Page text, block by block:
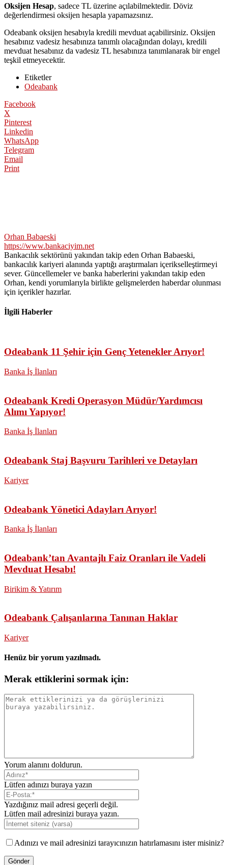
Oksijen Hesap, sadece TL üzerine açılabilmektedir. Döviz
değerlendirmesi oksijen hesapla yapamazsınız.
Odeabank oksijen hesabıyla kredili mevduat açabilirsiniz. Oksijen
hesabınız vadesiz hesabınıza tanımlı olacağından dolayı, kredili
mevduat hesabınız da vadesiz TL hesabınıza tanımlanarak bir engel
teşkil etmeyecektir.
Etiketler
Odeabank
Facebook
X
Pinterest
Linkedin
WhatsApp
Telegram
Email
Print
Orhan Babaeski
https://www.bankaciyim.net
Bankacılık sektörünü yakından takip eden Orhan Babaeski,
bankacılık kariyeri alanında yaptığı araştırmaları içerikselleştirmeyi
sever. Güncellemeler ve banka haberlerini yakından takip eden
Orhan, kendi yorumlarıyla birlikte gelişmelerden haberdar olunması
için içerikler hazırlar.
İlgili Haberler
Odeabank 11 Şehir için Genç Yetenekler Arıyor!
Banka İş İlanları
Odeabank Kredi Operasyon Müdür/Yardımcısı
Alımı Yapıyor!
Banka İş İlanları
Odeabank Staj Başvuru Tarihleri ve Detayları
Kariyer
Odeabank Yönetici Adayları Arıyor!
Banka İş İlanları
Odeabank’tan Avantajlı Faiz Oranları ile Vadeli
Mevduat Hesabı!
Birikim & Yatırım
Odeabank Çalışanlarına Tanınan Haklar
Kariyer
Henüz bir yorum yazılmadı.
Merak ettiklerini sormak için:
Yorum alanını doldurun.
Lütfen adınızı buraya yazın
Yazdığınız mail adresi geçerli değil.
Lütfen mail adresinizi buraya yazın.
Adınızı ve mail adresinizi tarayıcınızın hatırlamasını ister misiniz?